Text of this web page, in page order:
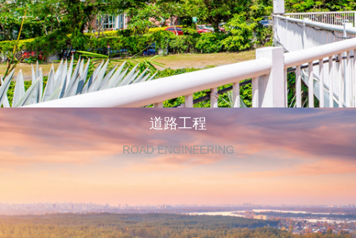
道路工程
ROAD ENGINEERING